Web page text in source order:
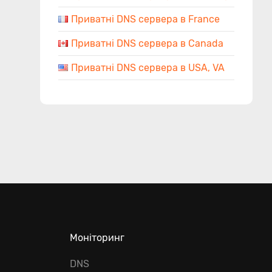
Приватні DNS сервера в France
Приватні DNS сервера в Canada
Приватні DNS сервера в USA, VA
Моніторинг
DNS